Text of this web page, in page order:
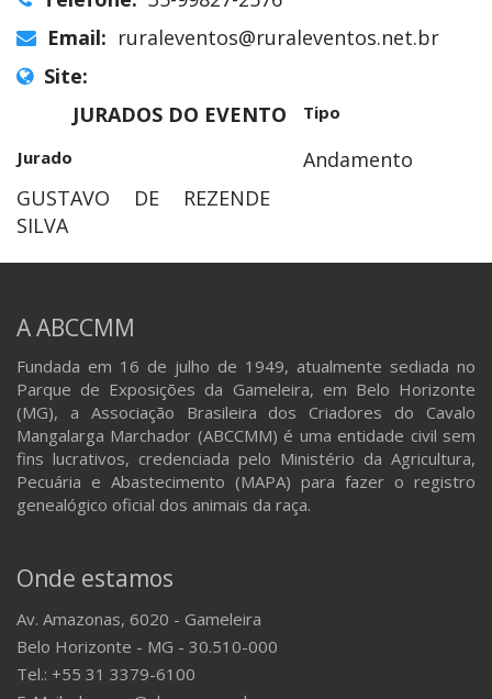
Email: ruraleventos@ruraleventos.net.br
Site:
JURADOS DO EVENTO
Tipo
Jurado
Andamento
GUSTAVO DE REZENDE
SILVA
A ABCCMM
Fundada em 16 de julho de 1949, atualmente sediada no
Parque de Exposições da Gameleira, em Belo Horizonte
(MG), a Associação Brasileira dos Criadores do Cavalo
Mangalarga Marchador (ABCCMM) é uma entidade civil sem
fins lucrativos, credenciada pelo Ministério da Agricultura,
Pecuária e Abastecimento (MAPA) para fazer o registro
genealógico oficial dos animais da raça.
Onde estamos
Av. Amazonas, 6020 - Gameleira
Belo Horizonte - MG - 30.510-000
Tel.: +55 31 3379-6100